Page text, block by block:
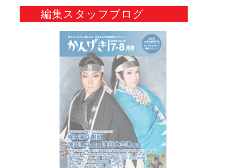
編集スタッフブログ